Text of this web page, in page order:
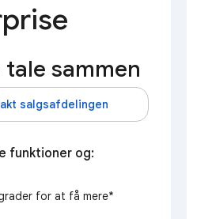
tale sammen
salgsafdelingen
funktioner og:
for at få mere*